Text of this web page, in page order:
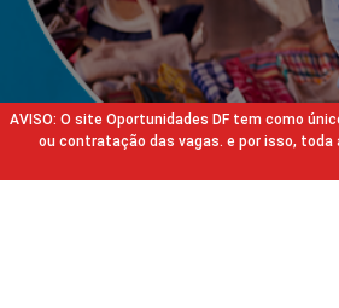
AVISO: O site Oportunidades DF tem como
ou contratação das vagas. e por isso, toda